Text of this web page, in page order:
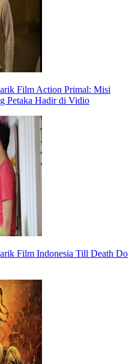
Film Action Primal: Misi
Petaka Hadir di Vidio
Film Indonesia Till Death Do